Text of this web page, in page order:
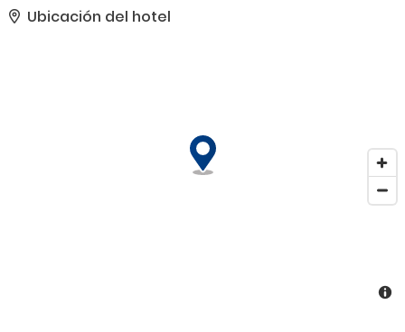
y una zona de pícnic.. Tendrás check-in exprés, check-out exprés y
Ubicación del hotel